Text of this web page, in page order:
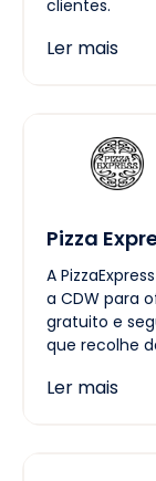
clientes.
Ler mais
Pizza
A
a CDW para
gratuito e
que recolhe
Ler mais